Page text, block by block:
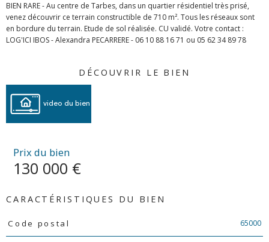
BIEN RARE - Au centre de Tarbes, dans un quartier résidentiel très prisé,
venez découvrir ce terrain constructible de 710 m². Tous les réseaux sont
en bordure du terrain. Etude de sol réalisée. CU validé. Votre contact :
DÉCOUVRIR LE BIEN
video du bien
Prix du bien
130 000 €
CARACTÉRISTIQUES DU BIEN
Caractéristiques Valeurs
Code postal 65000